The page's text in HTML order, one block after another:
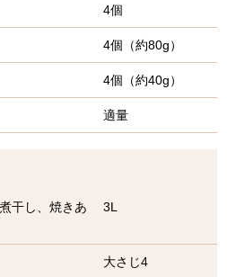
4個
4個（約80g）
4個（約40g）
適量
干し、焼きあ
3L
大さじ4